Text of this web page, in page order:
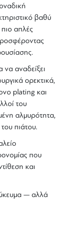
βαθύ
απλές
να αναδείξει
ορεκτικά,
plating και
του
αλμυρότητα,
πιάτου.
που
και
— αλλά